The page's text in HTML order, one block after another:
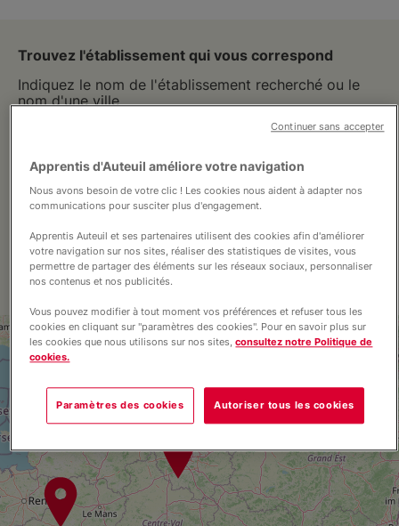
Nous connaître
Nous rejoindre
Nous soutenir
Vous accompagner
Trouvez l'établissement qui vous correspond
Indiquez le nom de l'établissement recherché ou le
nom d'une ville
Filtres
Vue carte Vue liste
Apprentis d'Auteuil améliore votre navigation
Nous avons besoin de votre clic ! Les cookies nous aident à adapter nos
communications pour susciter plus d'engagement.
Apprentis Auteuil et ses partenaires utilisent des cookies afin d'améliorer
votre navigation sur nos sites, réaliser des statistiques de visites, vous
permettre de partager des éléments sur les réseaux sociaux, personnaliser
nos contenus et nos publicités.
Vous pouvez modifier à tout moment vos préférences et refuser tous les
cookies en cliquant sur "paramètres des cookies". Pour en savoir plus sur
les cookies que nous utilisons sur nos sites,consultez notre Politique de
cookies.
Paramètres des cookies Autoriser tous les cookies
Continuer sans accepter